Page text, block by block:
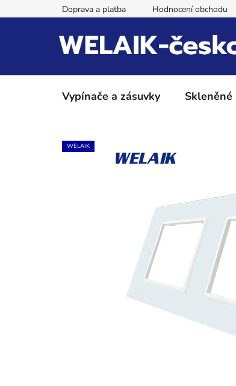
na
Doprava a platba Hodnocení obchodu
Vypínače a zásuvky
WELAIK